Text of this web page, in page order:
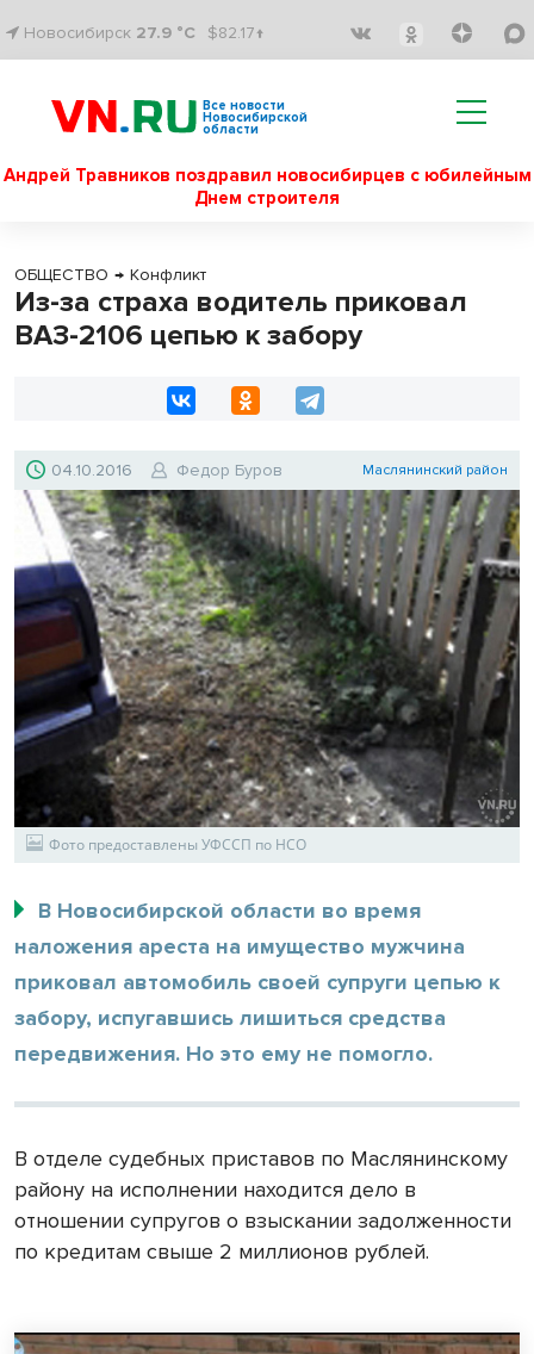
Новосибирск 27.9 °C $82.17↑
Все новости
Новосибирской
области
Андрей Травников поздравил новосибирцев с юбилейным
Днем строителя
ОБЩЕСТВО → Конфликт
Из-за страха водитель приковал
ВАЗ-2106 цепью к забору
04.10.2016 Федор Буров Маслянинский район
Фото предоставлены УФССП по НСО
В Новосибирской области во время
наложения ареста на имущество мужчина
приковал автомобиль своей супруги цепью к
забору, испугавшись лишиться средства
передвижения. Но это ему не помогло.
В отделе судебных приставов по Маслянинскому
району на исполнении находится дело в
отношении супругов о взыскании задолженности
по кредитам свыше 2 миллионов рублей.